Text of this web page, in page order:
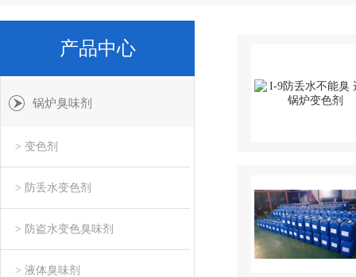
产品中心
锅炉臭味剂
> 变色剂
> 防丢水变色剂
> 防盗水变色臭味剂
> 液体臭味剂